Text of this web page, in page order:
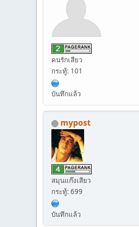
คนรักเสียว
กระทู้: 101
บันทึกแล้ว
mypost
สมุนแก๊งเสียว
กระทู้: 699
บันทึกแล้ว